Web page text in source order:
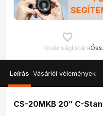
Kívánságlistára
Leírás Vásárlói vélemények
CS-20MKB 20” C-